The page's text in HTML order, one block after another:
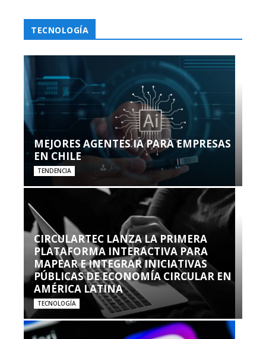
TECNOLOGÍA
MEJORES AGENTES IA PARA EMPRESAS
EN CHILE
TENDENCIA
CIRCULARTEC LANZA LA PRIMERA
PLATAFORMA INTERACTIVA PARA
MAPEAR E INTEGRAR INICIATIVAS
PÚBLICAS DE ECONOMÍA CIRCULAR EN
AMÉRICA LATINA
TECNOLOGÍA